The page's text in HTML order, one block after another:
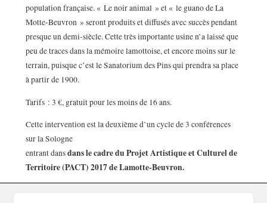
population française. « Le noir animal » et « le guano de La
Motte-Beuvron » seront produits et diffusés avec succès pendant
presque un demi-siècle. Cette très importante usine n’a laissé que
peu de traces dans la mémoire lamottoise, et encore moins sur le
terrain, puisque c’est le Sanatorium des Pins qui prendra sa place
à partir de 1900.
Tarifs : 3 €, gratuit pour les moins de 16 ans.
Cette intervention est la deuxième d’un cycle de 3 conférences
sur la Sologne
entrant dansdans le cadre du Projet Artistique et Culturel de
Territoire (PACT) 2017 de Lamotte-Beuvron.